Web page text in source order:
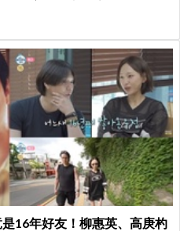
是16年好友！柳惠英、高庚杓